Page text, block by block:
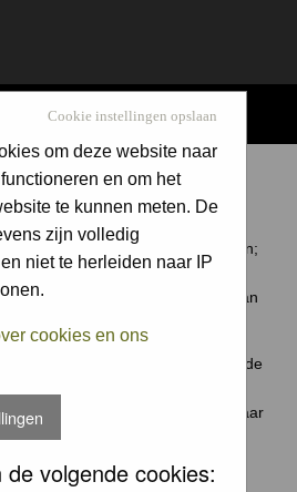
Cookie instellingen opslaan
om deze website naar
en om het
te kunnen meten. De
zijn volledig
niet te herleiden naar IP
cookies en ons
volgende cookies:
fotowedstrijd voor elke
en België.
ongetwijfeld verborgen schatten;
jij de Groene Camera of een van
in Nederland of België? Dan past de
bij jou.
'verstoffen' op je harde schijf, maar
Camera!
ga naar